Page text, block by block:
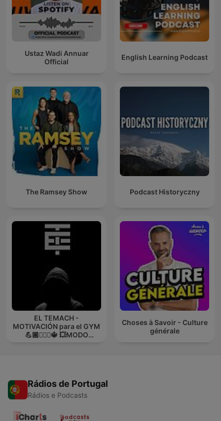
Ustaz Wadi Annuar
Official
English Learning Podcast
The Ramsey Show Podcast Historyczny
EL TEMACH -
MOTIVACIÓN para el GYM
💪🏼🏋🏻‍♀🔱 💥MODO
Choses à Savoir - Culture
générale
Rádios de Portugal
Rádios e Podcasts